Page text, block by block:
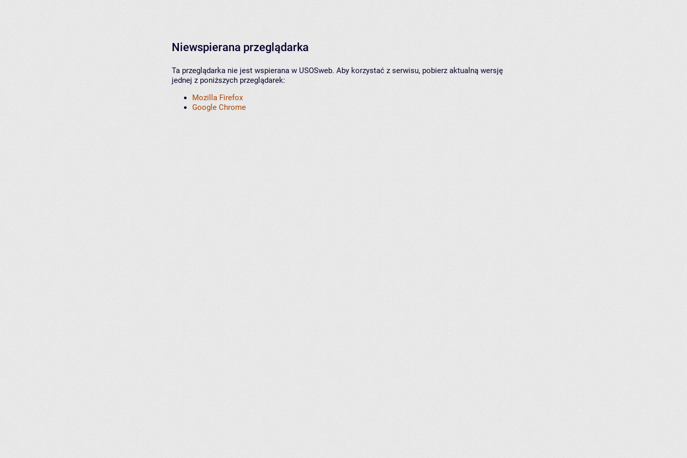
Niewspierana przeglądarka
Ta przeglądarka nie jest wspierana w USOSweb. Aby korzystać z serwisu, pobierz aktualną wersję
jednej z poniższych przeglądarek:
Mozilla Firefox
Google Chrome